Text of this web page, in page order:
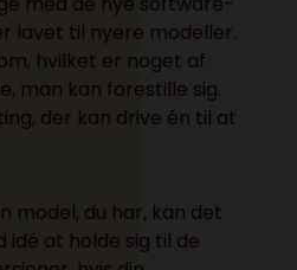
lavet til nyere modeller.
hvilket er noget af
man kan forestille sig.
der kan drive én til at
model, du har, kan det
at holde sig til de